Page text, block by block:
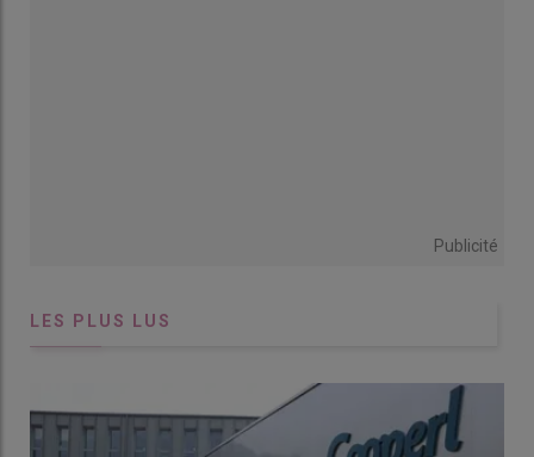
qui dépasse les 17 porcelets en 2024, avec 2,4 porcelets de
plus en 10 ans (+ 16 %). En lien avec cette augmentation de la
taille de portée, le nombre de mort-nés associé est passé de
Publicité
LES PLUS LUS